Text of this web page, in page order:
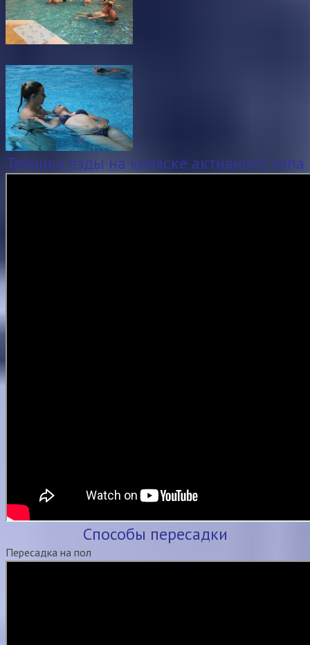
Техника езды на коляске активного типа
Способы пересадки
Пересадка на пол